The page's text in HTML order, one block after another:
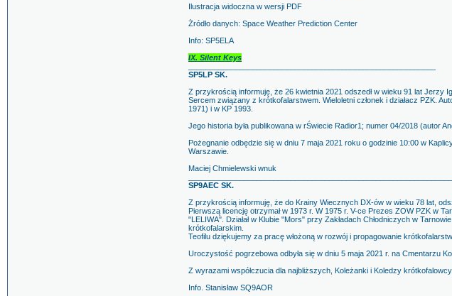
Ilustracja widoczna w wersji PDF
Żródło danych: Space Weather Prediction Center
Info: SP5ELA
IX. Silent Keys
SP5LP SK.
Z przykrością informuję, że 26 kwietnia 2021 odszedł w wieku 91 lat Jerzy
Sercem związany z krótkofalarstwem. Wieloletni członek i działacz PZK.
1971) i w KP 1993.
Jego historia była publikowana w rŚwiecie Radior1; numer 04/2018 (autor
Pożegnanie odbędzie się w dniu 7 maja 2021 roku o godzinie 10:00 w
Warszawie.
Maciej Chmielewski wnuk
SP9AEC SK.
Z przykrością informuję, że do Krainy Wiecznych DX-ów w wieku 78 lat,
Pierwszą licencję otrzymał w 1973 r. W 1975 r. V-ce Prezes ZOW PZK w
"LELIWA". Działał w Klubie "Mors" przy Zakładach Chłodniczych w
krótkofalarskim.
Teofilu dziękujemy za pracę włożoną w rozwój i propagowanie
Uroczystość pogrzebowa odbyła się w dniu 5 maja 2021 r. na Cmentarzu
Z wyrazami współczucia dla najbliższych, Koleżanki i Koledzy krótkofalowcy.
Info. Stanisław SQ9AOR